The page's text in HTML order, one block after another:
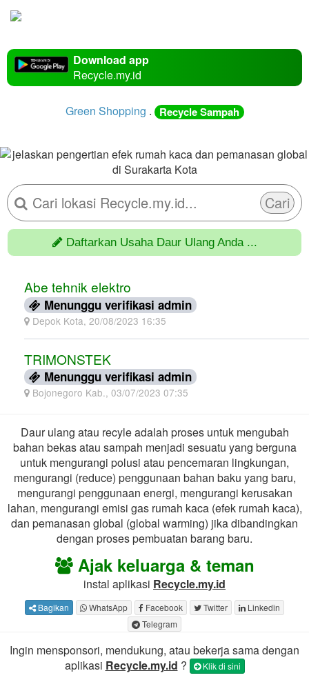
Download app
Recycle.my.id
Green Shopping . Recycle Sampah
Cari
Daftarkan Usaha Daur Ulang Anda ...
Abe tehnik elektro
Menunggu verifikasi admin
Depok Kota, 20/08/2023 16:35
TRIMONSTEK
Menunggu verifikasi admin
Bojonegoro Kab., 03/07/2023 07:35
Daur ulang atau recyle adalah proses untuk mengubah
bahan bekas atau sampah menjadi sesuatu yang berguna
untuk mengurangi polusi atau pencemaran lingkungan,
mengurangi (reduce) penggunaan bahan baku yang baru,
mengurangi penggunaan energi, mengurangi kerusakan
lahan, mengurangi emisi gas rumah kaca (efek rumah kaca),
dan pemanasan global (global warming) jika dibandingkan
dengan proses pembuatan barang baru.
Ajak keluarga & teman
instal aplikasi Recycle.my.id
Bagikan WhatsApp Facebook Twitter
Linkedin
Telegram
Ingin mensponsori, mendukung, atau bekerja sama dengan
aplikasi Recycle.my.id ? Klik di sini